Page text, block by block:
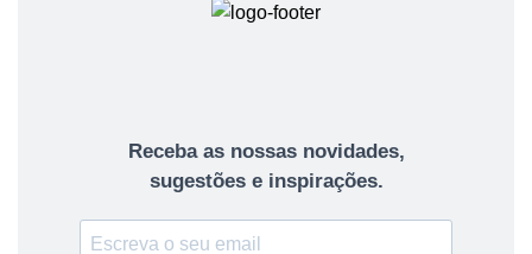
Receba as nossas novidades,
sugestões e inspirações.